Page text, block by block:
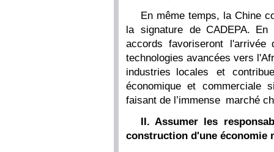
En même temps, la Chine
la signature de CADEPA.
accords favoriseront
technologies avancées vers
industries locales et
économique et commerciale
faisant de l’immense marché
II. Assumer les
construction d'une économie